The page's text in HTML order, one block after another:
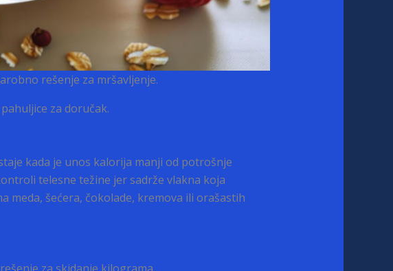
rešenje za mršavljenje.
za doručak.
kada je unos kalorija manji od potrošnje
telesne težine jer sadrže vlakna koja
meda, šećera, čokolade, kremova ili orašastih